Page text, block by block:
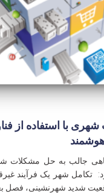
با استفاده از
جالب به حل مشکلات
تکامل شهر یک فرآیند
شدید شهرنشینی، فصل